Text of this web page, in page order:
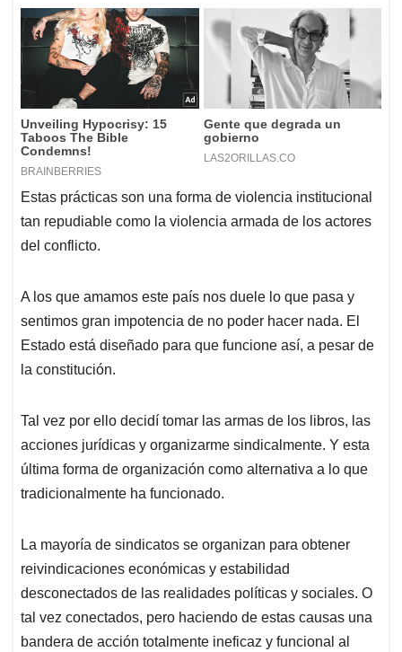
Estas prácticas son una forma de violencia institucional
tan repudiable como la violencia armada de los actores
del conflicto.
A los que amamos este país nos duele lo que pasa y
sentimos gran impotencia de no poder hacer nada. El
Estado está diseñado para que funcione así, a pesar de
la constitución.
Tal vez por ello decidí tomar las armas de los libros, las
acciones jurídicas y organizarme sindicalmente. Y esta
última forma de organización como alternativa a lo que
tradicionalmente ha funcionado.
La mayoría de sindicatos se organizan para obtener
reivindicaciones económicas y estabilidad
desconectados de las realidades políticas y sociales. O
tal vez conectados, pero haciendo de estas causas una
bandera de acción totalmente ineficaz y funcional al